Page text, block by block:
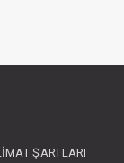
ŞARTLARI